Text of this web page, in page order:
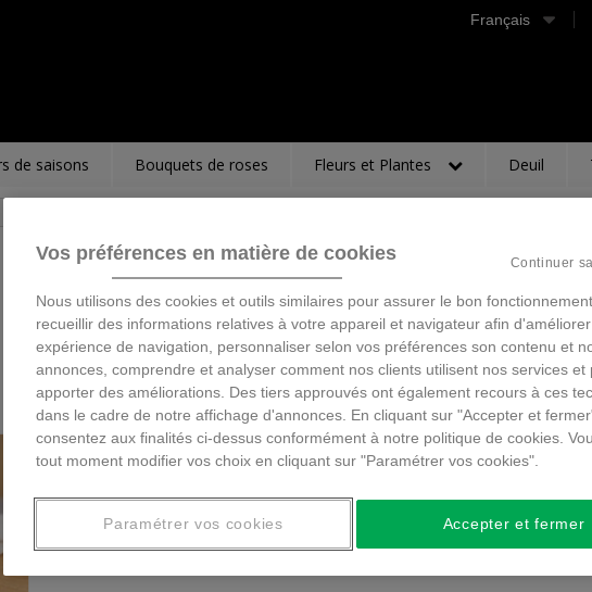
Français
de saisons Bouquets de roses Fleurs et Plantes Deuil
BOUGIE
19,95 €TTC
Ajouter au panier
Vos préférences en matière de cookies
Nous utilisons des cookies et outils similaires pour assurer le bon
recueillir des informations relatives à votre appareil et navigateur afin
expérience de navigation, personnaliser selon vos préférences son contenu et
annonces, comprendre et analyser comment nos clients utilisent nos services et
apporter des améliorations. Des tiers approuvés ont également recours à ces
dans le cadre de notre affichage d'annonces. En cliquant sur "Accepter et
consentez aux finalités ci-dessus conformément à notre politique de cookies.
tout moment modifier vos choix en cliquant sur "Paramétrer vos cookies".
Continuer
Accepter et fermer
Paramétrer vos cookies